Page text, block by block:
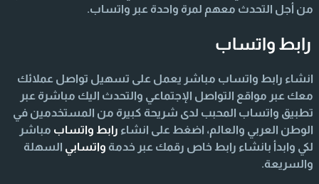
من أجل التحدث معهم لمرة واحدة عبر واتساب.
رابط واتساب
انشاء رابط واتساب مباشر يعمل على تسهيل تواصل عملائك
معك عبر مواقع التواصل الإجتماعي والتحدث اليك مباشرة عبر
تطبيق واتساب المحبب لدى شريحة كبيرة من المستخدمين في
الوطن العربي والعالم، اضغط على انشاء رابط واتساب مباشر
لكي وابدأ بانشاء رابط خاص رقمك عبر خدمة واتسابي السهلة
والسريعة.